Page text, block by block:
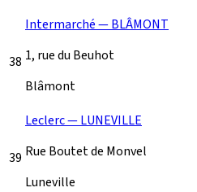
38
Intermarché — BLÂMONT
1, rue du Beuhot
Blâmont
39
Leclerc — LUNEVILLE
Rue Boutet de Monvel
Luneville